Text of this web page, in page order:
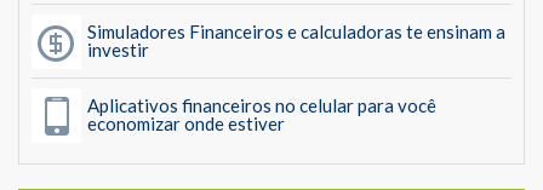
Simuladores Financeiros e calculadoras te ensinam a
investir
Aplicativos financeiros no celular para você
economizar onde estiver